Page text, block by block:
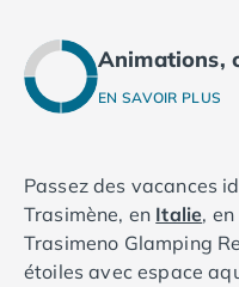
Camping Mont Saint
Camping Bretagne
Camping Côtes d'Armor
Camping Finistère
Camping Benodet
Camping Brest
Camping Carantec
Animations,
EN SAVOIR PLUS
Passez des vacances
Trasimène, en Italie,
Trasimeno Glamping
étoiles avec espace